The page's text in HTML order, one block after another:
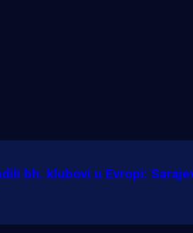
bh. klubovi u Evropi: